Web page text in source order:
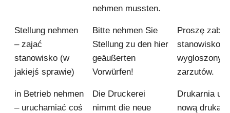
nehmen mussten.
Stellung nehmen
– zajać
stanowisko (w
jakiejś sprawie)
Bitte nehmen Sie
Stellung zu den hier
geäußerten
Vorwürfen!
Proszę
stanowisko
zarzutów.
in Betrieb nehmen
– uruchamiać coś
Die Druckerei
nimmt die neue
Drukarnia
nową